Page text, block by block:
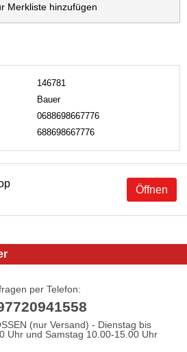
Merkliste hinzufügen
146781
Bauer
0688698667776
688698667776
Öffnen
per Telefon:
(nur Versand) - Dienstag bis
Uhr und Samstag 10.00-15.00 Uhr